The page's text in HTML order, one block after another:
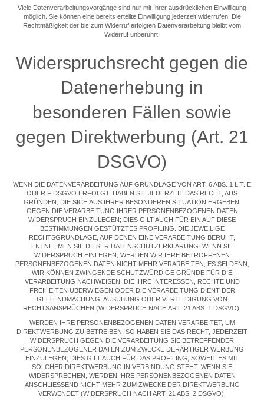
Viele Datenverarbeitungsvorgänge sind nur mit Ihrer ausdrücklichen Einwilligung
möglich. Sie können eine bereits erteilte Einwilligung jederzeit widerrufen. Die
Rechtmäßigkeit der bis zum Widerruf erfolgten Datenverarbeitung bleibt vom
Widerruf unberührt.
Widerspruchsrecht gegen die
Datenerhebung in
besonderen Fällen sowie
gegen Direktwerbung (Art. 21
DSGVO)
WENN DIE DATENVERARBEITUNG AUF GRUNDLAGE VON ART. 6 ABS. 1 LIT. E
ODER F DSGVO ERFOLGT, HABEN SIE JEDERZEIT DAS RECHT, AUS
GRÜNDEN, DIE SICH AUS IHRER BESONDEREN SITUATION ERGEBEN,
GEGEN DIE VERARBEITUNG IHRER PERSONENBEZOGENEN DATEN
WIDERSPRUCH EINZULEGEN; DIES GILT AUCH FÜR EIN AUF DIESE
BESTIMMUNGEN GESTÜTZTES PROFILING. DIE JEWEILIGE
RECHTSGRUNDLAGE, AUF DENEN EINE VERARBEITUNG BERUHT,
ENTNEHMEN SIE DIESER DATENSCHUTZERKLÄRUNG. WENN SIE
WIDERSPRUCH EINLEGEN, WERDEN WIR IHRE BETROFFENEN
PERSONENBEZOGENEN DATEN NICHT MEHR VERARBEITEN, ES SEI DENN,
WIR KÖNNEN ZWINGENDE SCHUTZWÜRDIGE GRÜNDE FÜR DIE
VERARBEITUNG NACHWEISEN, DIE IHRE INTERESSEN, RECHTE UND
FREIHEITEN ÜBERWIEGEN ODER DIE VERARBEITUNG DIENT DER
GELTENDMACHUNG, AUSÜBUNG ODER VERTEIDIGUNG VON
RECHTSANSPRÜCHEN (WIDERSPRUCH NACH ART. 21 ABS. 1 DSGVO).
WERDEN IHRE PERSONENBEZOGENEN DATEN VERARBEITET, UM
DIREKTWERBUNG ZU BETREIBEN, SO HABEN SIE DAS RECHT, JEDERZEIT
WIDERSPRUCH GEGEN DIE VERARBEITUNG SIE BETREFFENDER
PERSONENBEZOGENER DATEN ZUM ZWECKE DERARTIGER WERBUNG
EINZULEGEN; DIES GILT AUCH FÜR DAS PROFILING, SOWEIT ES MIT
SOLCHER DIREKTWERBUNG IN VERBINDUNG STEHT. WENN SIE
WIDERSPRECHEN, WERDEN IHRE PERSONENBEZOGENEN DATEN
ANSCHLIESSEND NICHT MEHR ZUM ZWECKE DER DIREKTWERBUNG
VERWENDET (WIDERSPRUCH NACH ART. 21 ABS. 2 DSGVO).